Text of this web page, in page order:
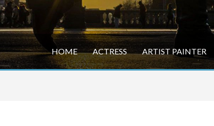
HOME ACTRESS ARTIST PAINTER